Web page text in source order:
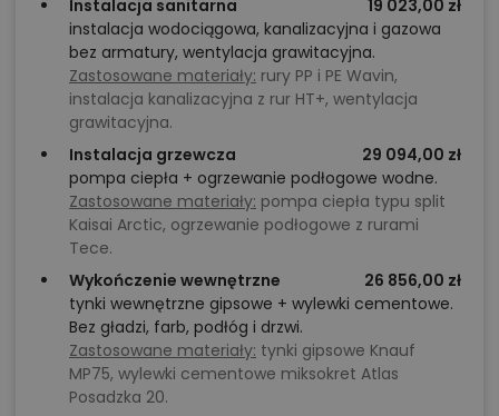
Instalacja sanitarna
19 023,00 zł
instalacja wodociągowa, kanalizacyjna i gazowa
bez armatury, wentylacja grawitacyjna.
Zastosowane materiały: rury PP i PE Wavin,
instalacja kanalizacyjna z rur HT+, wentylacja
grawitacyjna.
Instalacja grzewcza
29 094,00 zł
pompa ciepła + ogrzewanie podłogowe wodne.
Zastosowane materiały: pompa ciepła typu split
Kaisai Arctic, ogrzewanie podłogowe z rurami
Tece.
Wykończenie wewnętrzne
26 856,00 zł
tynki wewnętrzne gipsowe + wylewki cementowe.
Bez gładzi, farb, podłóg i drzwi.
Zastosowane materiały: tynki gipsowe Knauf
MP75, wylewki cementowe miksokret Atlas
Posadzka 20.